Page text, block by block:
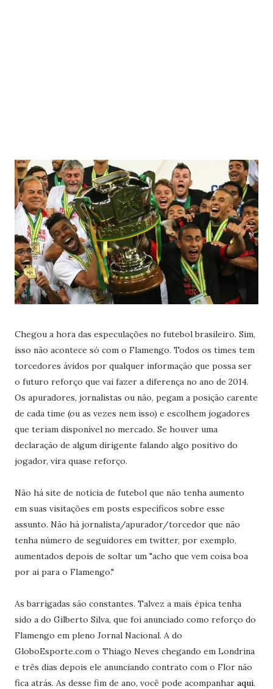
Chegou a hora das especulações no futebol brasileiro. Sim,
isso não acontece só com o Flamengo. Todos os times tem
torcedores ávidos por qualquer informação que possa ser
o futuro reforço que vai fazer a diferença no ano de 2014.
Os apuradores, jornalistas ou não, pegam a posição carente
de cada time (ou as vezes nem isso) e escolhem jogadores
que teriam disponível no mercado. Se houver uma
declaração de algum dirigente falando algo positivo do
jogador, vira quase reforço.
Não há site de notícia de futebol que não tenha aumento
em suas visitações em posts específicos sobre esse
assunto. Não há jornalista/apurador/torcedor que não
tenha número de seguidores em twitter, por exemplo,
aumentados depois de soltar um "acho que vem coisa boa
por ai para o Flamengo."
As barrigadas são constantes. Talvez a mais épica tenha
sido a do Gilberto Silva, que foi anunciado como reforço do
Flamengo em pleno Jornal Nacional. A do
GloboEsporte.com o Thiago Neves chegando em Londrina
e três dias depois ele anunciando contrato com o Flor não
fica atrás. As desse fim de ano, você pode acompanhar aqui.